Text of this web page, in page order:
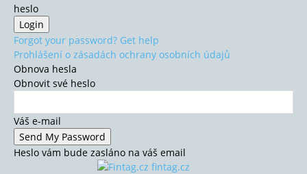
heslo
Forgot your password? Get help
Prohlášení o zásadách ochrany osobních údajů
Obnova hesla
Obnovit své heslo
Váš e-mail
Heslo vám bude zasláno na váš email
fintag.cz